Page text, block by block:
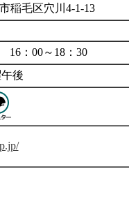
稲毛区穴川4-1-13
：00～18：30
後